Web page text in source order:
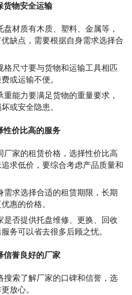
货物安全运输
盘材质有木质、塑料、金属等，
缺点，需要根据自身需求选择合
格尺寸要与货物和运输工具相匹
或运输不便。
重能力要满足货物的重量要求，
或安全隐患。
性价比高的服务
厂家的租赁价格，选择性价比高
求低价，要综合考虑产品质量和
需求选择合适的租赁期限，长期
惠的价格。
是否提供托盘维修、更换、回收
务可以省去很多后顾之忧。
信誉良好的厂家
搜索了解厂家的口碑和信誉，选
放心。